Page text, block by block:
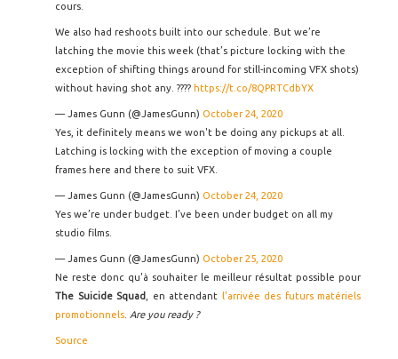
cours.
We also had reshoots built into our schedule. But we’re
latching the movie this week (that’s picture locking with the
exception of shifting things around for still-incoming VFX shots)
without having shot any. ???? https://t.co/8QPRTCdbYX
— James Gunn (@JamesGunn) October 24, 2020
Yes, it definitely means we won't be doing any pickups at all.
Latching is locking with the exception of moving a couple
frames here and there to suit VFX.
— James Gunn (@JamesGunn) October 24, 2020
Yes we’re under budget. I’ve been under budget on all my
studio films.
— James Gunn (@JamesGunn) October 25, 2020
Ne reste donc qu'à souhaiter le meilleur résultat possible pour
The Suicide Squad
, en attendant
l'arrivée des futurs matériels
promotionnels Are you ready ?
Source